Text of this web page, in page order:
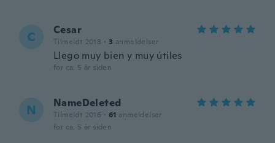
C Cesar
Tilmeldt 2018 · 3 anmeldelser
Llego muy bien y muy útiles
for ca. 5 år siden
N NameDeleted
Tilmeldt 2016 · 61 anmeldelser
for ca. 5 år siden